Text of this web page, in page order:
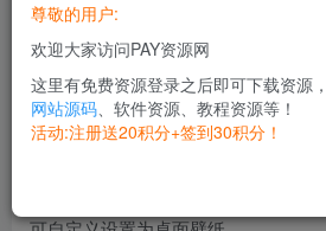
软件特点
绿色小巧，安全无毒。
可设置不刷新、10分钟、20分钟、30
尊敬的用户:
欢迎大家访问PAY资源网
这里有免费资源登录之后即可下载资源
网站源码、软件资源、教程资源等！
活动:注册送20积分+签到30积分！